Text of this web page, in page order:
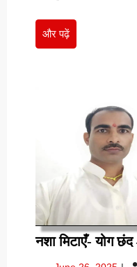
और पढ़ेंऔर
पढ़ें
नशा मिटाएँ- योग
June